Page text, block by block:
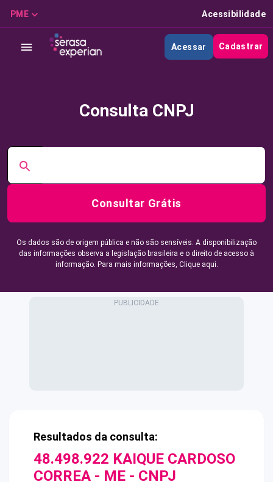
PME Acessibilidade
Acessar Cadastrar
Consulta CNPJ
Consultar Grátis
Os dados são de origem pública e não são sensíveis. A disponibilização
das informações observa a legislação brasileira e o direito de acesso à
informação. Para mais informações, Clique aqui.
Resultados da consulta:
48.498.922 KAIQUE CARDOSO
CORREA - ME - CNPJ